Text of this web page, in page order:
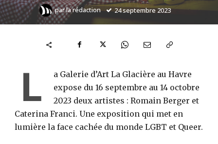
parla rédaction 24 septembre 2023
L
a Galerie d’Art La Glacière au Havre
expose du 16 septembre au 14 octobre
2023 deux artistes : Romain Berger et
Caterina Franci. Une exposition qui met en
lumière la face cachée du monde LGBT et Queer.